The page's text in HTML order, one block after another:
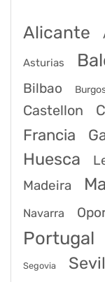
Alicante
Asturias
Bilbao
Castellon
Francia
Huesca
Madeira
Navarra
Portugal
Segovia